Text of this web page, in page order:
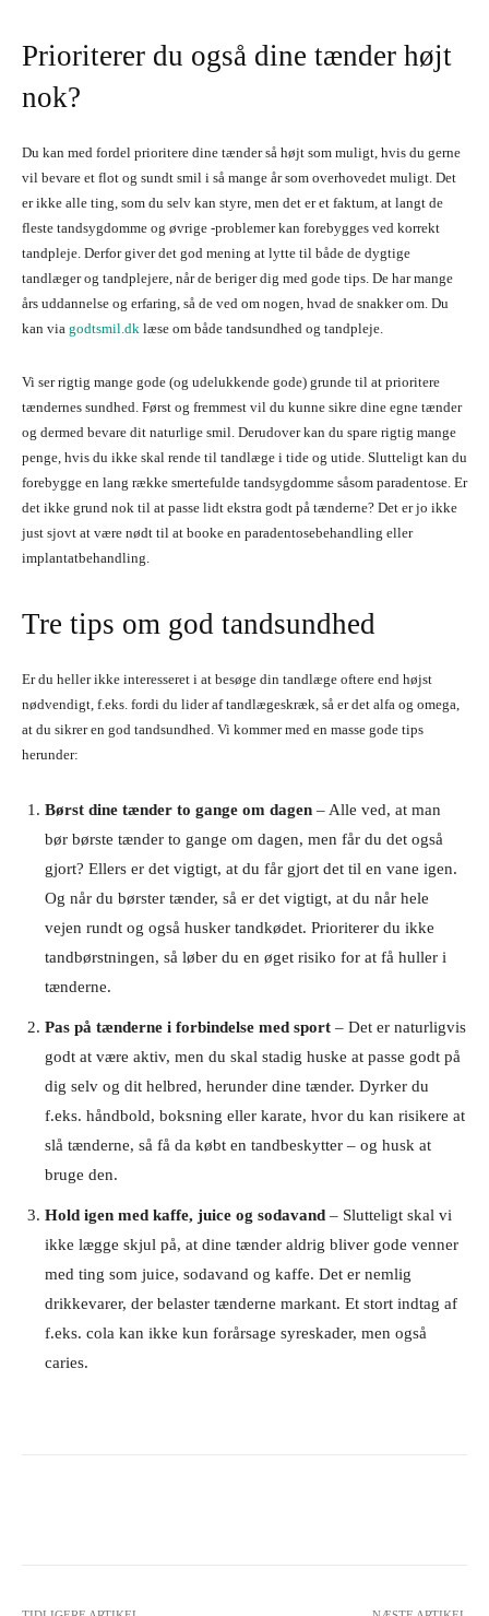
Prioriterer du også dine tænder højt
nok?
Du kan med fordel prioritere dine tænder så højt som muligt, hvis du gerne
vil bevare et flot og sundt smil i så mange år som overhovedet muligt. Det
er ikke alle ting, som du selv kan styre, men det er et faktum, at langt de
fleste tandsygdomme og øvrige -problemer kan forebygges ved korrekt
tandpleje. Derfor giver det god mening at lytte til både de dygtige
tandlæger og tandplejere, når de beriger dig med gode tips. De har mange
års uddannelse og erfaring, så de ved om nogen, hvad de snakker om. Du
kan via godtsmil.dk læse om både tandsundhed og tandpleje.
Vi ser rigtig mange gode (og udelukkende gode) grunde til at prioritere
tændernes sundhed. Først og fremmest vil du kunne sikre dine egne tænder
og dermed bevare dit naturlige smil. Derudover kan du spare rigtig mange
penge, hvis du ikke skal rende til tandlæge i tide og utide. Slutteligt kan du
forebygge en lang række smertefulde tandsygdomme såsom paradentose. Er
det ikke grund nok til at passe lidt ekstra godt på tænderne? Det er jo ikke
just sjovt at være nødt til at booke en paradentosebehandling eller
implantatbehandling.
Tre tips om god tandsundhed
Er du heller ikke interesseret i at besøge din tandlæge oftere end højst
nødvendigt, f.eks. fordi du lider af tandlægeskræk, så er det alfa og omega,
at du sikrer en god tandsundhed. Vi kommer med en masse gode tips
herunder:
Børst dine tænder to gange om dagen – Alle ved, at man
bør børste tænder to gange om dagen, men får du det også
gjort? Ellers er det vigtigt, at du får gjort det til en vane igen.
Og når du børster tænder, så er det vigtigt, at du når hele
vejen rundt og også husker tandkødet. Prioriterer du ikke
tandbørstningen, så løber du en øget risiko for at få huller i
tænderne.
Pas på tænderne i forbindelse med sport – Det er naturligvis
godt at være aktiv, men du skal stadig huske at passe godt på
dig selv og dit helbred, herunder dine tænder. Dyrker du
f.eks. håndbold, boksning eller karate, hvor du kan risikere at
slå tænderne, så få da købt en tandbeskytter – og husk at
bruge den.
Hold igen med kaffe, juice og sodavand – Slutteligt skal vi
ikke lægge skjul på, at dine tænder aldrig bliver gode venner
med ting som juice, sodavand og kaffe. Det er nemlig
drikkevarer, der belaster tænderne markant. Et stort indtag af
f.eks. cola kan ikke kun forårsage syreskader, men også
caries.